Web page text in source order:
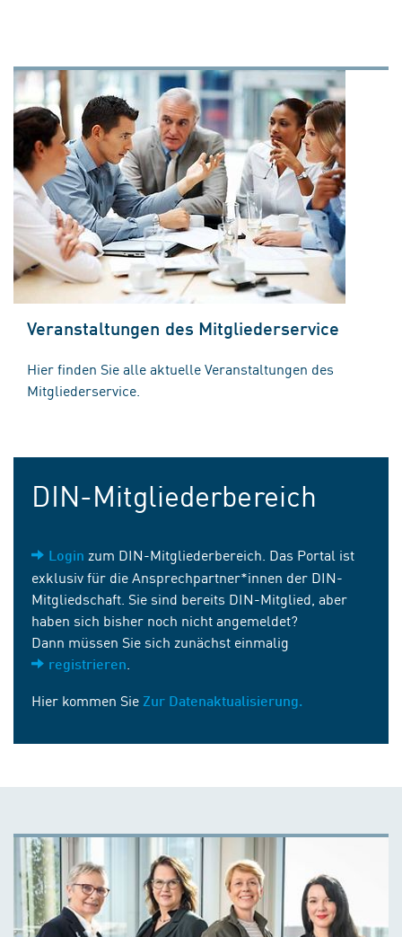
Veranstaltungen des Mitgliederservice
Hier finden Sie alle aktuelle Veranstaltungen des
Mitgliederservice.
DIN-Mitgliederbereich
Login zum DIN-Mitgliederbereich. Das Portal ist
exklusiv für die Ansprechpartner*innen der DIN-
Mitgliedschaft. Sie sind bereits DIN-Mitglied, aber
haben sich bisher noch nicht angemeldet?
Dann müssen Sie sich zunächst einmalig
registrieren
Hier kommen Sie Zur Datenaktualisierung.